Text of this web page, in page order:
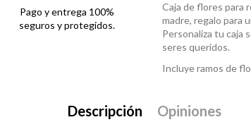
Pago y entrega 100%
seguros y protegidos.
Caja de flores para
madre, regalo para
Personaliza tu caja
seres queridos.
Incluye ramos de
Descripción Opiniones